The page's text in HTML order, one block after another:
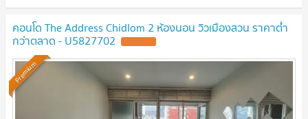
คอนโด The Address Chidlom 2 ห้องนอน วิวเมืองสวน ราคาต่ำ
กว่าตลาด - U5827702
Premium